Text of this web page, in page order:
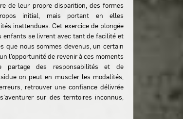
de leur propre disparition, des formes
initial, mais portant en elles
inattendues. Cet exercice de plongée
enfants se livrent avec tant de facilité et
que nous sommes devenus, un certain
l’opportunité de revenir à ces moments
partage des responsabilités et de
on peut en muscler les modalités,
retrouver une confiance délivrée
sur des territoires inconnus,